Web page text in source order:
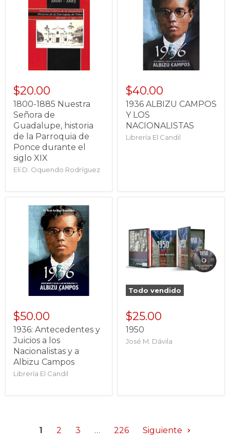
$20.00
1800-1885 Nuestra
Señora de
Guadalupe, historia
de la Parroquia de
Ponce durante el
siglo XIX
Elí D. Oquendo Rodríguez
$40.00
1936 ALBIZU CAMPOS
Y LOS
NACIONALISTAS
Librería El Candil
$50.00
1936: Antecedentes y
Juicios a los
Nacionalistas y a
Albizu Campos
Librería El Candil
Todo vendido
$25.00
1950
José M. Dávila
1 2 3 … 226 Siguiente